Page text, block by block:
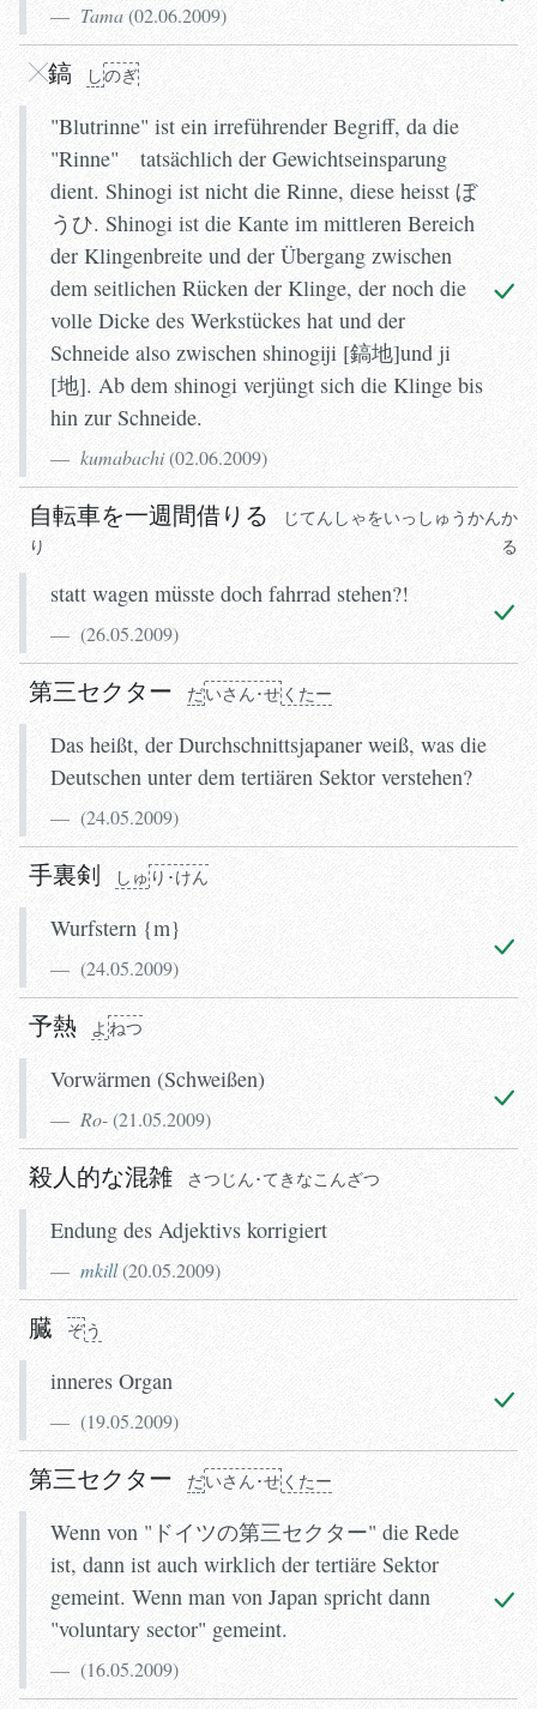
Tama(02.06.2009)
鎬 しのぎし
し
"Blutrinne" ist ein irreführender Begriff, da die
"Rinne" tatsächlich der Gewichtseinsparung
dient. Shinogi ist nicht die Rinne, diese heisst ぼ
うひ. Shinogi ist die Kante im mittleren Bereich
der Klingenbreite und der Übergang zwischen
dem seitlichen Rücken der Klinge, der noch die
volle Dicke des Werkstückes hat und der
Schneide also zwischen shinogiji [鎬地]und ji
[地]. Ab dem shinogi verjüngt sich die Klinge bis
hin zur Schneide.
kumabachi(02.06.2009)
自転車を一週間借りる
じてんしゃをいっしゅうかんか
りる
statt wagen müsste doch fahrrad stehen?!
(26.05.2009)
第三セクター だいさん･せ くたー
Das heißt, der Durchschnittsjapaner weiß, was die
Deutschen unter dem tertiären Sektor verstehen?
(24.05.2009)
手裏剣 しゅ り･けん
Wurfstern {m}
(24.05.2009)
予熱 よねつ
Vorwärmen (Schweißen)
Ro-(21.05.2009)
殺人的な混雑 さつ じん･てきなこんざつ
Endung des Adjektivs korrigiert
mkill(20.05.2009)
臓 ぞう
inneres Organ
(19.05.2009)
第三セクター だいさん･せ くたー
Wenn von "ドイツの第三セクター" die Rede
ist, dann ist auch wirklich der tertiäre Sektor
gemeint. Wenn man von Japan spricht dann
"voluntary sector" gemeint.
(16.05.2009)